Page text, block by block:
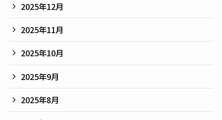
2025年12月
2025年11月
2025年10月
2025年9月
2025年8月